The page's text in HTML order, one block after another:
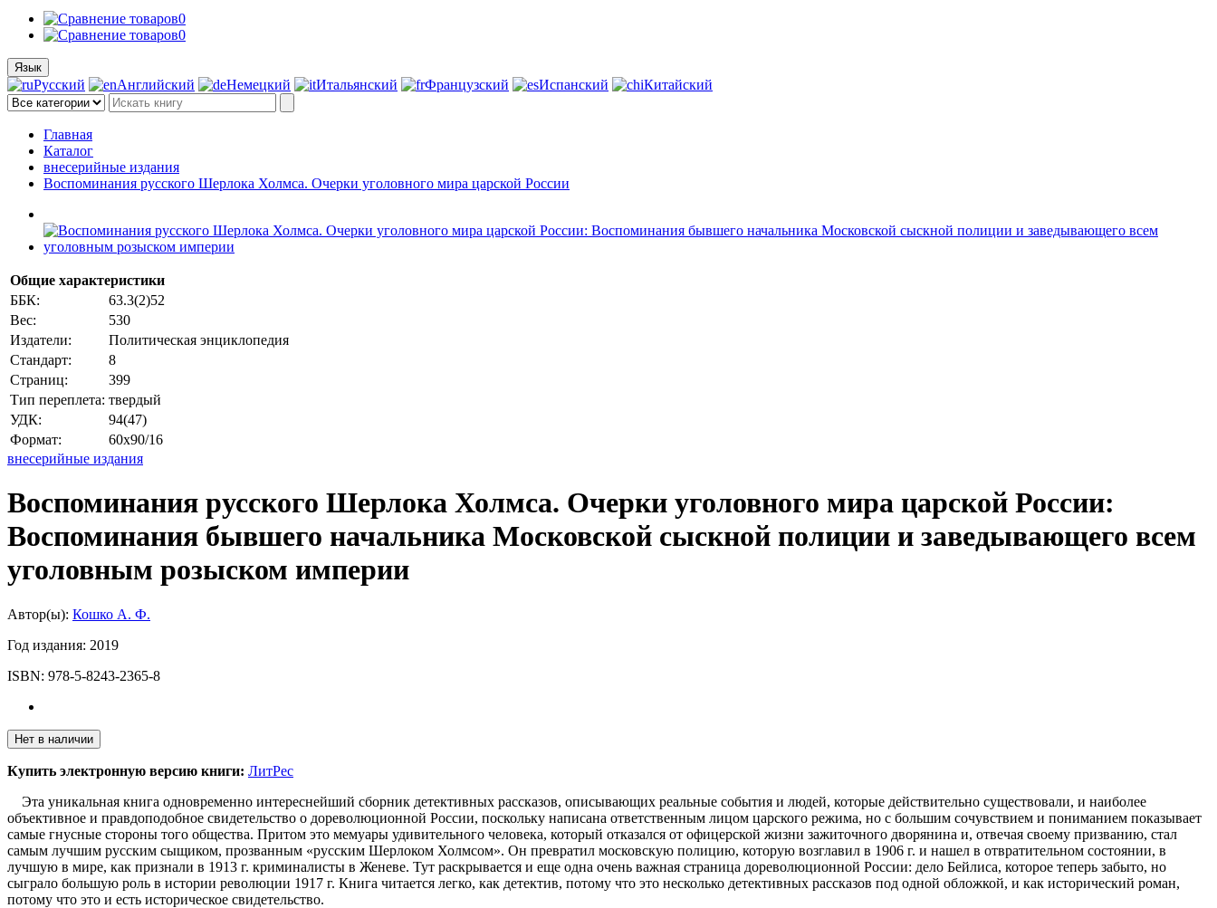
0
0
Язык
Русский Английский Немецкий Итальянский Французский Испанский Китайский
Главная
Каталог
внесерийные издания
Воспоминания русского Шерлока Холмса. Очерки уголовного мира царской России
Общие характеристики
ББК:
63.3(2)52
Вес:
530
Издатели:
Политическая энциклопедия
Стандарт:
8
Страниц:
399
Тип переплета: твердый
УДК:
94(47)
Формат:
60х90/16
внесерийные издания
Воспоминания русского Шерлока Холмса. Очерки уголовного мира царской России:
Воспоминания бывшего начальника Московской сыскной полиции и заведывающего всем
уголовным розыском империи
Автор(ы): Кошко А. Ф.
Год издания: 2019
ISBN: 978-5-8243-2365-8
Нет в наличии
Купить электронную версию книги: ЛитРес
Эта уникальная книга одновременно интереснейший сборник детективных рассказов, описывающих реальные события и людей, которые действительно существовали, и наиболее
объективное и правдоподобное свидетельство о дореволюционной России, поскольку написана ответственным лицом царского режима, но с большим сочувствием и пониманием показывает
самые гнусные стороны того общества. Притом это мемуары удивительного человека, который отказался от офицерской жизни зажиточного дворянина и, отвечая своему призванию, стал
самым лучшим русским сыщиком, прозванным «русским Шерлоком Холмсом». Он превратил московскую полицию, которую возглавил в 1906 г. и нашел в отвратительном состоянии, в
лучшую в мире, как признали в 1913 г. криминалисты в Женеве. Тут раскрывается и еще одна очень важная страница дореволюционной России: дело Бейлиса, которое теперь забыто, но
сыграло большую роль в истории революции 1917 г. Книга читается легко, как детектив, потому что это несколько детективных рассказов под одной обложкой, и как исторический роман,
потому что это и есть историческое свидетельство.